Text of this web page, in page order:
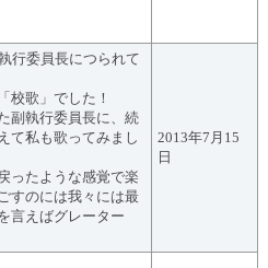
行委員長につられて
校歌」でした！
副執行委員長に、続
て私も歌ってみまし
ったような感覚で楽
すのには我々には最
言えばグレーター
2013年7月15
日